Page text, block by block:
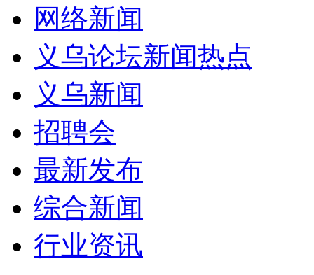
网络新闻
义乌论坛新闻热点
义乌新闻
招聘会
最新发布
综合新闻
行业资讯